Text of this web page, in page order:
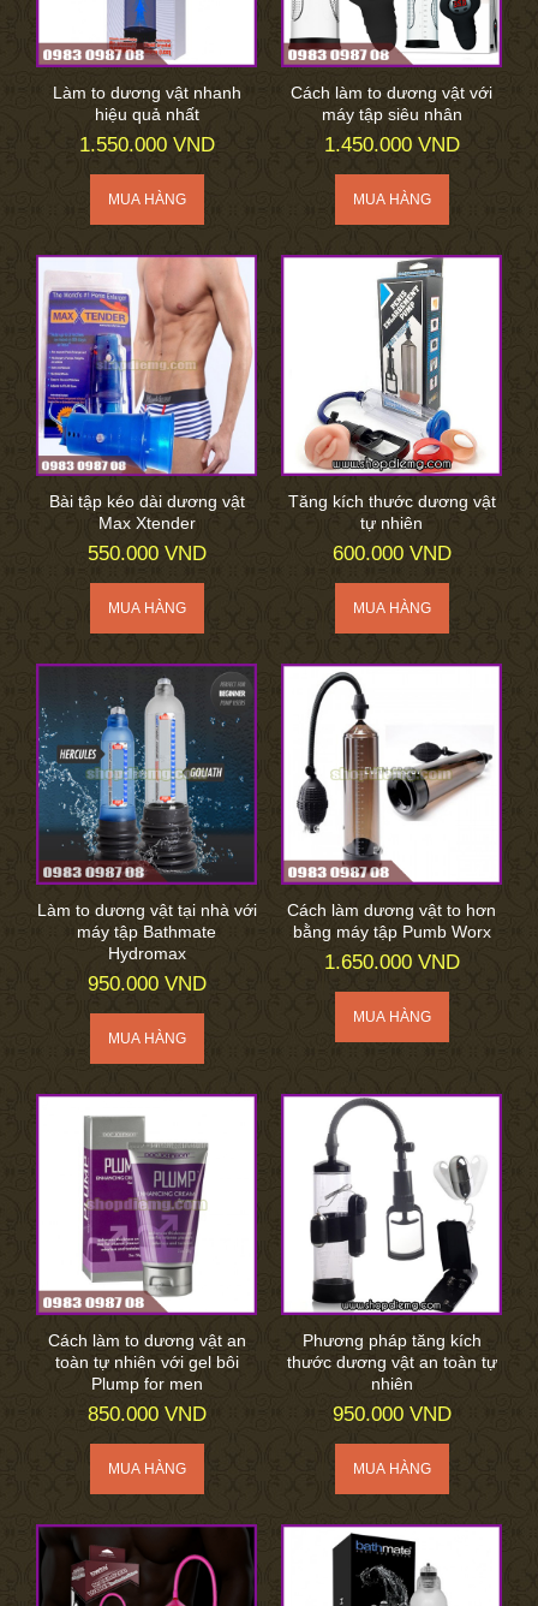
Làm to dương vật nhanh
hiệu quả nhất
1.550.000 VND
Cách làm to dương vật với
máy tập siêu nhân
1.450.000 VND
Bài tập kéo dài dương vật
Max Xtender
550.000 VND
Tăng kích thước dương vật
tự nhiên
600.000 VND
Làm to dương vật tại nhà với
máy tập Bathmate
Hydromax
950.000 VND
Cách làm dương vật to hơn
bằng máy tập Pumb Worx
1.650.000 VND
Cách làm to dương vật an
toàn tự nhiên với gel bôi
Plump for men
850.000 VND
Phương pháp tăng kích
thước dương vật an toàn tự
nhiên
950.000 VND